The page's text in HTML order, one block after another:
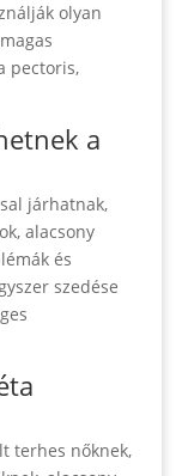
olyan
pectoris,
a
járhatnak,
alacsony
és
szedése
terhes nőknek,